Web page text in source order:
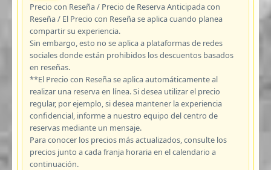
Precio con Reseña / Precio de Reserva Anticipada con
Reseña / El Precio con Reseña se aplica cuando planea
compartir su experiencia.
Sin embargo, esto no se aplica a plataformas de redes
sociales donde están prohibidos los descuentos basados
en reseñas.
**El Precio con Reseña se aplica automáticamente al
realizar una reserva en línea. Si desea utilizar el precio
regular, por ejemplo, si desea mantener la experiencia
confidencial, informe a nuestro equipo del centro de
reservas mediante un mensaje.
Para conocer los precios más actualizados, consulte los
precios junto a cada franja horaria en el calendario a
continuación.